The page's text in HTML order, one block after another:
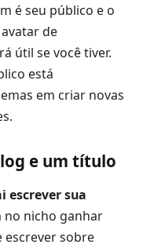
é seu público e o
de
útil se você tiver.
está
em criar novas
e um título
escrever sua
no nicho ganhar
escrever sobre